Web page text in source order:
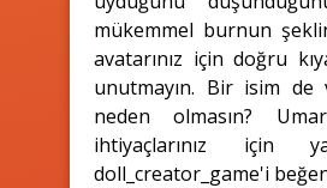
mükemmel burnun
avatarınız için doğru
unutmayın. Bir isim de
neden olmasın?
ihtiyaçlarınız için
doll_creator_game'i